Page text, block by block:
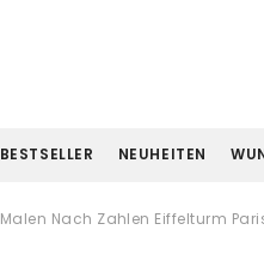
BESTSELLER NEUHEITEN
Malen Nach Zahlen Eiffelturm